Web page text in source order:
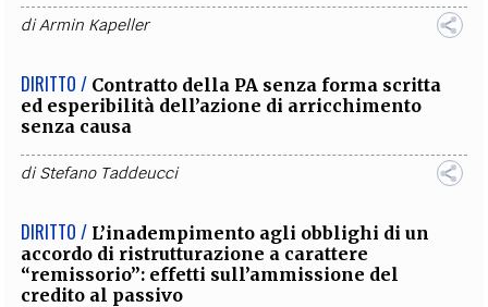
diArmin Kapeller
DIRITTO / Contratto della PA senza forma scritta
ed esperibilità dell’azione di arricchimento
senza causa
diStefano Taddeucci
DIRITTO / L’inadempimento agli obblighi di un
accordo di ristrutturazione a carattere
“remissorio”: effetti sull’ammissione del
credito al passivo